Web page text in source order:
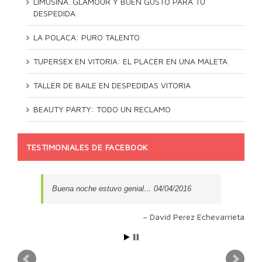
DESPEDIDA
LA POLACA: PURO TALENTO
TUPERSEX EN VITORIA: EL PLACER EN UNA MALETA
TALLER DE BAILE EN DESPEDIDAS VITORIA
BEAUTY PARTY: TODO UN RECLAMO
TESTIMONIALES DE FACEBOOK
Buena noche estuvo genial… 04/04/2016
David Perez Echevarrieta